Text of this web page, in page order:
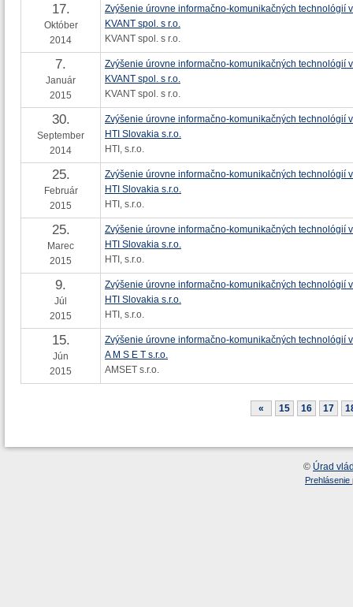
17.
Október
2014
Zvýšenie úrovne informačno-komunikačných technológií
KVANT spol. s r.o.
KVANT spol. s r.o.
7.
Január
2015
Zvýšenie úrovne informačno-komunikačných technológií
KVANT spol. s r.o.
KVANT spol. s r.o.
30.
September
2014
Zvýšenie úrovne informačno-komunikačných technológií
HTI Slovakia s.r.o.
HTI, s.r.o.
25.
Február
2015
Zvýšenie úrovne informačno-komunikačných technológií
HTI Slovakia s.r.o.
HTI, s.r.o.
25.
Marec
2015
Zvýšenie úrovne informačno-komunikačných technológií
HTI Slovakia s.r.o.
HTI, s.r.o.
9.
Júl
2015
Zvýšenie úrovne informačno-komunikačných technológií
HTI Slovakia s.r.o.
HTI, s.r.o.
15.
Jún
2015
Zvýšenie úrovne informačno-komunikačných technológií
A M S E T s.r.o.
AMSET s.r.o.
« 15 16 17
© Úrad